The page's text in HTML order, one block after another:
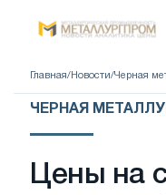
Главная/ Новости/Черная
ЧЕРНАЯ
Цены на